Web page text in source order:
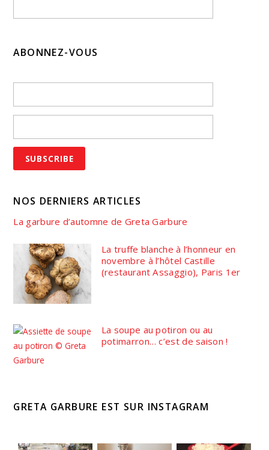
ABONNEZ-VOUS
NOS DERNIERS ARTICLES
La garbure d’automne de Greta Garbure
La truffe blanche à l’honneur en
novembre à l’hôtel Castille
(restaurant Assaggio), Paris 1er
La soupe au potiron ou au
potimarron… c’est de saison !
GRETA GARBURE EST SUR INSTAGRAM